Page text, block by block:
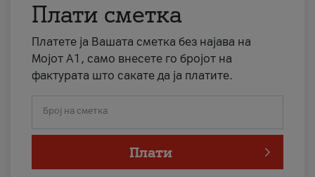
Плати сметка
Платете ја Вашата сметка без најава на
Мојот А1, само внесете го бројот на
фактурата што сакате да ја платите.
Број на сметка
Плати